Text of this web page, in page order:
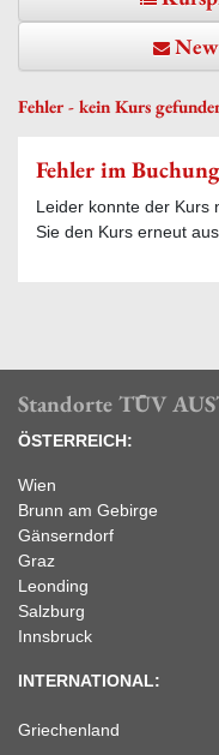
Fehler - kein Kurs
Fehler im
Leider konnte der Kurs
Sie den Kurs erneut aus.
Standorte TÜV
ÖSTERREICH:
Wien
Brunn am Gebirge
Gänserndorf
Graz
Leonding
Salzburg
Innsbruck
INTERNATIONAL:
Griechenland